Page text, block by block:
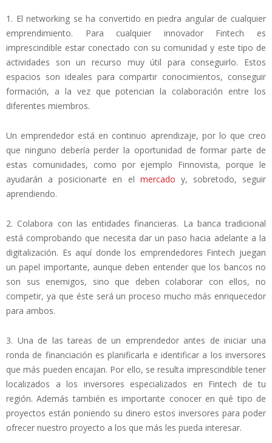
1. El networking se ha convertido en piedra angular de cualquier
emprendimiento. Para cualquier i​nnovador Fintech es
imprescindible estar conectado con su comunidad y este tipo de
actividades son un recurso muy útil para conseguirlo. Estos
espacios son ideales para compartir conocimientos, conseguir
formación, a la vez que potencian la colaboración entre los
diferentes miembros.
Un emprendedor está en continuo aprendizaje, por lo que creo
que ninguno debería perder la oportunidad de formar parte de
estas comunidades, como por ejemplo Finnovista, porque le
ayudarán a posicionarte en el mercado y, sobretodo, seguir
aprendiendo.
2. Colabora con las entidades financieras. L​a banca tradicional
está comprobando que necesita dar un paso hacia adelante a la
digitalización. Es aquí donde los emprendedores Fintech juegan
un papel importante, aunque deben entender que los bancos no
son sus enemigos, sino que deben colaborar con ellos, no
competir, ya que éste será un proceso mucho más enriquecedor
para ambos.
3. Una de las tareas de un emprendedor antes de iniciar una
ronda de financiación es planificarla e identificar a los inversores
que más pueden encajan. Por ello, se resulta imprescindible tener
localizados a los inversores especializados en Fintech de tu
región. Además también es importante conocer en qué tipo de
proyectos están poniendo su dinero estos inversores para poder
ofrecer nuestro proyecto a los que más les pueda interesar.